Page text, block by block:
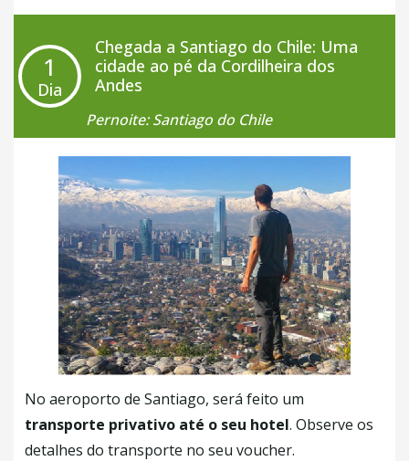
1
Dia
Chegada a Santiago do Chile: Uma
cidade ao pé da Cordilheira dos
Andes
Pernoite: Santiago do Chile
No aeroporto de Santiago, será feito um
transporte privativo até o seu hotel. Observe os
detalhes do transporte no seu voucher.